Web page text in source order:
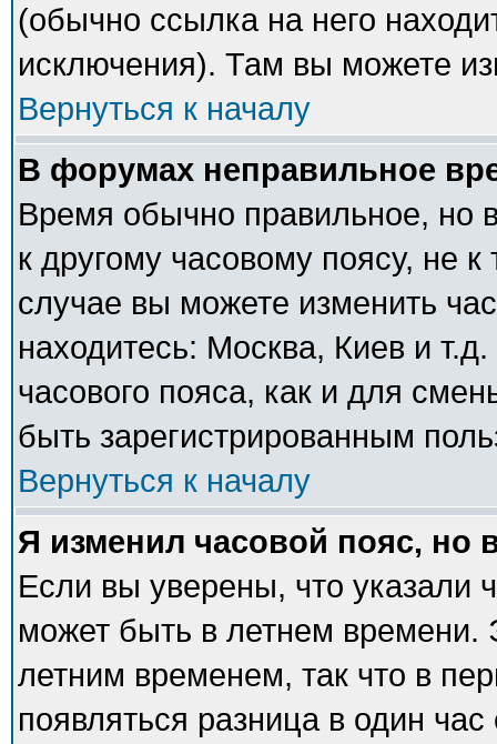
(обычно ссылка на него
исключения). Там вы можете
Вернуться к началу
В форумах неправильное
Время обычно правильное, но
к другому часовому поясу, не
случае вы можете изменить
находитесь: Москва, Киев и
часового пояса, как и для
быть зарегистрированным
Вернуться к началу
Я изменил часовой пояс, но
Если вы уверены, что указали
может быть в летнем времени.
летним временем, так что в
появляться разница в один